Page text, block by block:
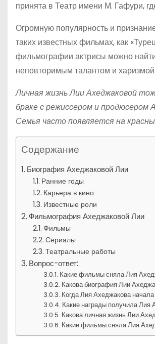
принята в Театр имени М. Гафури,
Огромную популярность и
таких известных фильмах, как
фильмографии актрисы можно
неповторимым талантом и харизмой.
Личная жизнь Лии Ахеджаковой
браке с режиссером и продюсером
Семья часто появляется на
Содержание
Биография Ахеджаковой Лии
Ранние годы
Карьера в кино
Известные роли
Фильмография Ахеджаковой Лии
Фильмы
Сериалы
Театральные работы
Вопрос-ответ:
Какие фильмы сняла Лия
Какова биография Лии
Когда Лия Ахеджакова
Какие награды получила Лия
Какова личная жизнь Лии
Какие фильмы сняла Лия